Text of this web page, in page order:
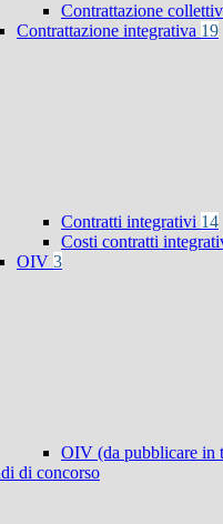
Contrattazione
Contrattazione integrativa 19
Contratti integrativi 14
Costi contratti
OIV 3
OIV (da pubblicare in
di concorso